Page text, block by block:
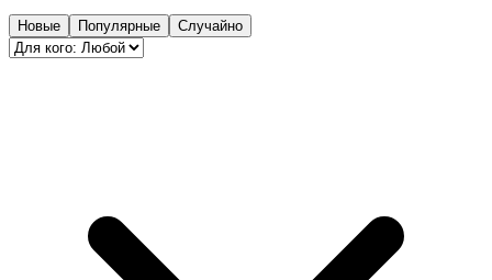
Новые Популярные Случайно